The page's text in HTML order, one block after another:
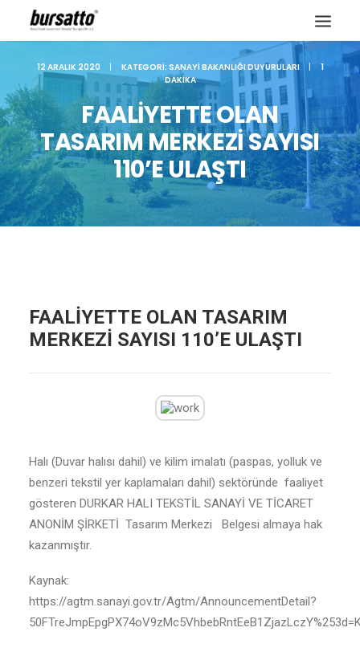
Site içi arama
12 ARALIK 2020 | KATEGORI: SANAYI BAKANLIĞI DUYURULARI |
1
DAKIKA
FAALİYETTE OLAN
TASARIM MERKEZİ SAYISI
110’E ULAŞTI
FAALİYETTE OLAN TASARIM
MERKEZİ SAYISI 110’E ULAŞTI
Halı (Duvar halısı dahil) ve kilim imalatı (paspas, yolluk ve
benzeri tekstil yer kaplamaları dahil) sektöründe faaliyet
gösteren DURKAR HALI TEKSTİL SANAYİ VE TİCARET
ANONİM ŞİRKETİ Tasarım Merkezi Belgesi almaya hak
kazanmıştır.
Kaynak:
https://agtm.sanayi.gov.tr/Agtm/AnnouncementDetail?